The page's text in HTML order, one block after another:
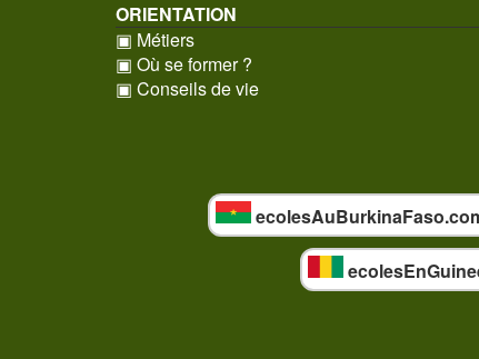
ORIENTATION
▣ Métiers
▣ Où se former ?
▣ Conseils de vie